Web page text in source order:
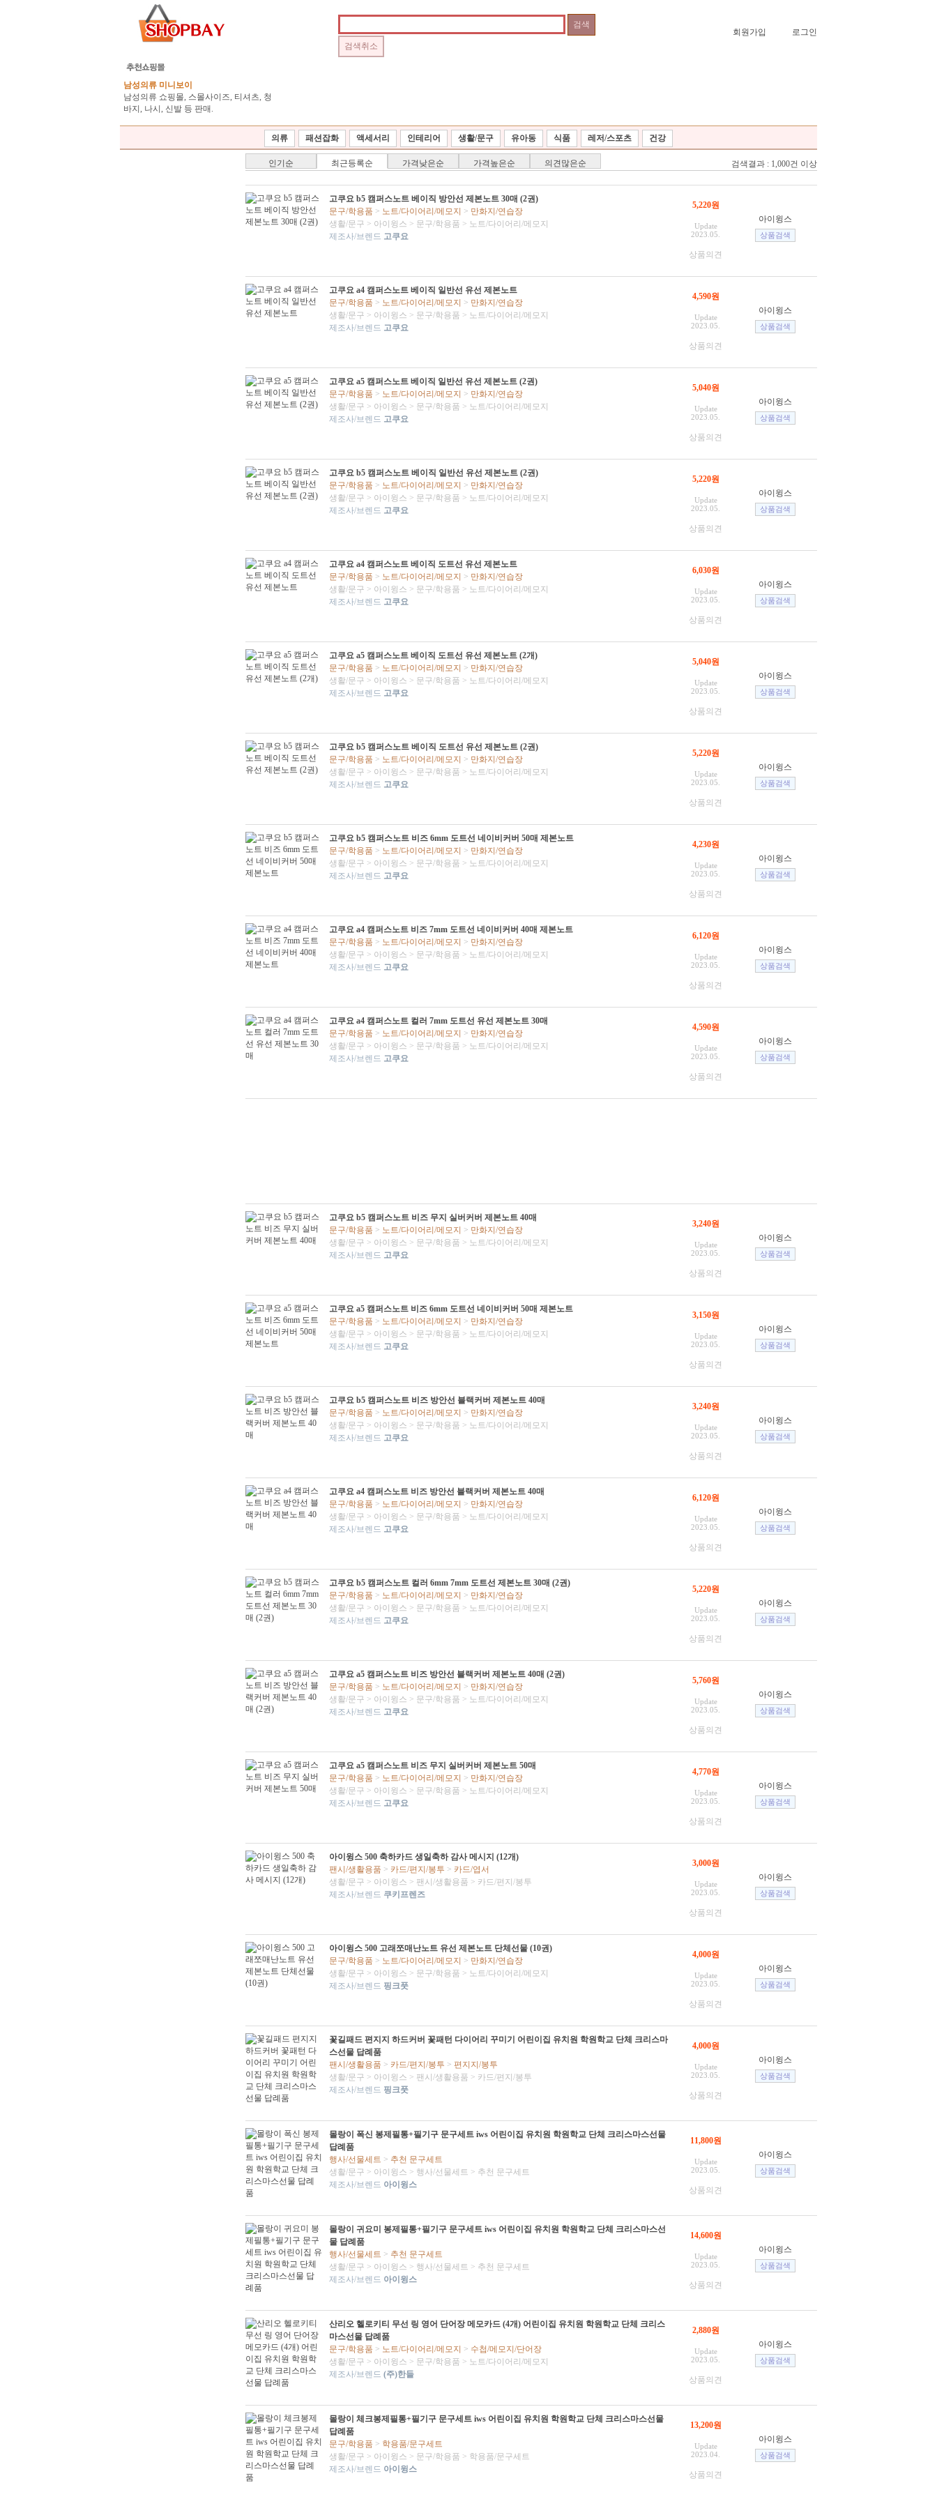
회원가입 로그인
남성의류 미니보이
남성의류 쇼핑몰, 스몰사이즈, 티셔츠, 청
바지, 나시, 신발 등 판매.
의류 패션잡화 액세서리 인테리어 생활/문구 유아동 식품 레저/스포츠 건강
인기순 최근등록순 가격낮은순 가격높은순 의견많은순 검색결과 : 1,000건 이상
고쿠요 b5 캠퍼스노트 베이직 방안선 제본노트 30매 (2권)
문구/학용품 > 노트/다이어리/메모지 > 만화지/연습장
생활/문구 > 아이윙스 > 문구/학용품 > 노트/다이어리/메모지
제조사/브렌드 고쿠요
5,220원
Update
2023.05.
상품의견
아이윙스
고쿠요 a4 캠퍼스노트 베이직 일반선 유선 제본노트
문구/학용품 > 노트/다이어리/메모지 > 만화지/연습장
생활/문구 > 아이윙스 > 문구/학용품 > 노트/다이어리/메모지
제조사/브렌드 고쿠요
4,590원
Update
2023.05.
상품의견
아이윙스
고쿠요 a5 캠퍼스노트 베이직 일반선 유선 제본노트 (2권)
문구/학용품 > 노트/다이어리/메모지 > 만화지/연습장
생활/문구 > 아이윙스 > 문구/학용품 > 노트/다이어리/메모지
제조사/브렌드 고쿠요
5,040원
Update
2023.05.
상품의견
아이윙스
고쿠요 b5 캠퍼스노트 베이직 일반선 유선 제본노트 (2권)
문구/학용품 > 노트/다이어리/메모지 > 만화지/연습장
생활/문구 > 아이윙스 > 문구/학용품 > 노트/다이어리/메모지
제조사/브렌드 고쿠요
5,220원
Update
2023.05.
상품의견
아이윙스
고쿠요 a4 캠퍼스노트 베이직 도트선 유선 제본노트
문구/학용품 > 노트/다이어리/메모지 > 만화지/연습장
생활/문구 > 아이윙스 > 문구/학용품 > 노트/다이어리/메모지
제조사/브렌드 고쿠요
6,030원
Update
2023.05.
상품의견
아이윙스
고쿠요 a5 캠퍼스노트 베이직 도트선 유선 제본노트 (2개)
문구/학용품 > 노트/다이어리/메모지 > 만화지/연습장
생활/문구 > 아이윙스 > 문구/학용품 > 노트/다이어리/메모지
제조사/브렌드 고쿠요
5,040원
Update
2023.05.
상품의견
아이윙스
고쿠요 b5 캠퍼스노트 베이직 도트선 유선 제본노트 (2권)
문구/학용품 > 노트/다이어리/메모지 > 만화지/연습장
생활/문구 > 아이윙스 > 문구/학용품 > 노트/다이어리/메모지
제조사/브렌드 고쿠요
5,220원
Update
2023.05.
상품의견
아이윙스
고쿠요 b5 캠퍼스노트 비즈 6mm 도트선 네이비커버 50매 제본노트
문구/학용품 > 노트/다이어리/메모지 > 만화지/연습장
생활/문구 > 아이윙스 > 문구/학용품 > 노트/다이어리/메모지
제조사/브렌드 고쿠요
4,230원
Update
2023.05.
상품의견
아이윙스
고쿠요 a4 캠퍼스노트 비즈 7mm 도트선 네이비커버 40매 제본노트
문구/학용품 > 노트/다이어리/메모지 > 만화지/연습장
생활/문구 > 아이윙스 > 문구/학용품 > 노트/다이어리/메모지
제조사/브렌드 고쿠요
6,120원
Update
2023.05.
상품의견
아이윙스
고쿠요 a4 캠퍼스노트 컬러 7mm 도트선 유선 제본노트 30매
문구/학용품 > 노트/다이어리/메모지 > 만화지/연습장
생활/문구 > 아이윙스 > 문구/학용품 > 노트/다이어리/메모지
제조사/브렌드 고쿠요
4,590원
Update
2023.05.
상품의견
아이윙스
고쿠요 b5 캠퍼스노트 비즈 무지 실버커버 제본노트 40매
문구/학용품 > 노트/다이어리/메모지 > 만화지/연습장
생활/문구 > 아이윙스 > 문구/학용품 > 노트/다이어리/메모지
제조사/브렌드 고쿠요
3,240원
Update
2023.05.
상품의견
아이윙스
고쿠요 a5 캠퍼스노트 비즈 6mm 도트선 네이비커버 50매 제본노트
문구/학용품 > 노트/다이어리/메모지 > 만화지/연습장
생활/문구 > 아이윙스 > 문구/학용품 > 노트/다이어리/메모지
제조사/브렌드 고쿠요
3,150원
Update
2023.05.
상품의견
아이윙스
고쿠요 b5 캠퍼스노트 비즈 방안선 블랙커버 제본노트 40매
문구/학용품 > 노트/다이어리/메모지 > 만화지/연습장
생활/문구 > 아이윙스 > 문구/학용품 > 노트/다이어리/메모지
제조사/브렌드 고쿠요
3,240원
Update
2023.05.
상품의견
아이윙스
고쿠요 a4 캠퍼스노트 비즈 방안선 블랙커버 제본노트 40매
문구/학용품 > 노트/다이어리/메모지 > 만화지/연습장
생활/문구 > 아이윙스 > 문구/학용품 > 노트/다이어리/메모지
제조사/브렌드 고쿠요
6,120원
Update
2023.05.
상품의견
아이윙스
고쿠요 b5 캠퍼스노트 컬러 6mm 7mm 도트선 제본노트 30매 (2권)
문구/학용품 > 노트/다이어리/메모지 > 만화지/연습장
생활/문구 > 아이윙스 > 문구/학용품 > 노트/다이어리/메모지
제조사/브렌드 고쿠요
5,220원
Update
2023.05.
상품의견
아이윙스
고쿠요 a5 캠퍼스노트 비즈 방안선 블랙커버 제본노트 40매 (2권)
문구/학용품 > 노트/다이어리/메모지 > 만화지/연습장
생활/문구 > 아이윙스 > 문구/학용품 > 노트/다이어리/메모지
제조사/브렌드 고쿠요
5,760원
Update
2023.05.
상품의견
아이윙스
고쿠요 a5 캠퍼스노트 비즈 무지 실버커버 제본노트 50매
문구/학용품 > 노트/다이어리/메모지 > 만화지/연습장
생활/문구 > 아이윙스 > 문구/학용품 > 노트/다이어리/메모지
제조사/브렌드 고쿠요
4,770원
Update
2023.05.
상품의견
아이윙스
아이윙스 500 축하카드 생일축하 감사 메시지 (12개)
팬시/생활용품 > 카드/편지/봉투 > 카드/엽서
생활/문구 > 아이윙스 > 팬시/생활용품 > 카드/편지/봉투
제조사/브렌드 쿠키프렌즈
3,000원
Update
2023.05.
상품의견
아이윙스
아이윙스 500 고래쪼매난노트 유선 제본노트 단체선물 (10권)
문구/학용품 > 노트/다이어리/메모지 > 만화지/연습장
생활/문구 > 아이윙스 > 문구/학용품 > 노트/다이어리/메모지
제조사/브렌드 핑크풋
4,000원
Update
2023.05.
상품의견
아이윙스
꽃길패드 편지지 하드커버 꽃패턴 다이어리 꾸미기 어린이집 유치원 학원학교 단체 크리스마
스선물 답례품
팬시/생활용품 > 카드/편지/봉투 > 편지지/봉투
생활/문구 > 아이윙스 > 팬시/생활용품 > 카드/편지/봉투
제조사/브렌드 핑크풋
4,000원
Update
2023.05.
상품의견
아이윙스
몰랑이 폭신 봉제필통+필기구 문구세트 iws 어린이집 유치원 학원학교 단체 크리스마스선물
답례품
행사/선물세트 > 추천 문구세트
생활/문구 > 아이윙스 > 행사/선물세트 > 추천 문구세트
제조사/브렌드 아이윙스
11,800원
Update
2023.05.
상품의견
아이윙스
몰랑이 귀요미 봉제필통+필기구 문구세트 iws 어린이집 유치원 학원학교 단체 크리스마스선
물 답례품
행사/선물세트 > 추천 문구세트
생활/문구 > 아이윙스 > 행사/선물세트 > 추천 문구세트
제조사/브렌드 아이윙스
14,600원
Update
2023.05.
상품의견
아이윙스
산리오 헬로키티 무선 링 영어 단어장 메모카드 (4개) 어린이집 유치원 학원학교 단체 크리스
마스선물 답례품
문구/학용품 > 노트/다이어리/메모지 > 수첩/메모지/단어장
생활/문구 > 아이윙스 > 문구/학용품 > 노트/다이어리/메모지
제조사/브렌드 (주)한들
2,880원
Update
2023.05.
상품의견
아이윙스
몰랑이 체크봉제필통+필기구 문구세트 iws 어린이집 유치원 학원학교 단체 크리스마스선물
답례품
문구/학용품 > 학용품/문구세트
생활/문구 > 아이윙스 > 문구/학용품 > 학용품/문구세트
제조사/브렌드 아이윙스
13,200원
Update
2023.04.
상품의견
아이윙스